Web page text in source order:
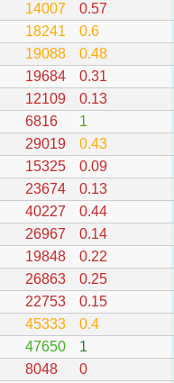
14007 0.57
18241 0.6
19088 0.48
19684 0.31
12109 0.13
6816 1
29019 0.43
15325 0.09
23674 0.13
40227 0.44
26967 0.14
19848 0.22
26863 0.25
22753 0.15
45333 0.4
47650 1
8048 0